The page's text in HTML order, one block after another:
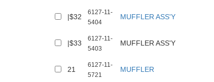
|$32
6127-11-
5404
MUFFLER ASS'Y
|$33
6127-11-
5403
MUFFLER ASS'Y
21
6127-11-
5721
MUFFLER